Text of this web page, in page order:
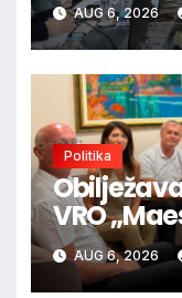
AUG 6, 2026
Politika
VRO
Jajca uz
BiHAUG 6, 2026